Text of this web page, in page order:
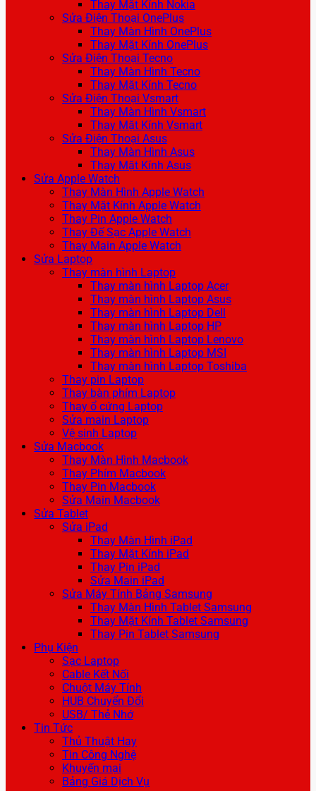
Thay Mặt Kính Nokia
Sửa Điện Thoại OnePlus
Thay Màn Hình OnePlus
Thay Mặt Kính OnePlus
Sửa Điện Thoại Tecno
Thay Màn Hình Tecno
Thay Mặt Kính Tecno
Sửa Điện Thoại Vsmart
Thay Màn Hình Vsmart
Thay Mặt Kính Vsmart
Sửa Điện Thoại Asus
Thay Màn Hình Asus
Thay Mặt Kính Asus
Sửa Apple Watch
Thay Màn Hình Apple Watch
Thay Mặt Kính Apple Watch
Thay Pin Apple Watch
Thay Đế Sạc Apple Watch
Thay Main Apple Watch
Sửa Laptop
Thay màn hình Laptop
Thay màn hình Laptop Acer
Thay màn hình Laptop Asus
Thay màn hình Laptop Dell
Thay màn hình Laptop HP
Thay màn hình Laptop Lenovo
Thay màn hình Laptop MSI
Thay màn hình Laptop Toshiba
Thay pin Laptop
Thay bàn phím Laptop
Thay ổ cứng Laptop
Sửa main Laptop
Vệ sinh Laptop
Sửa Macbook
Thay Màn Hình Macbook
Thay Phím Macbook
Thay Pin Macbook
Sửa Main Macbook
Sửa Tablet
Sửa iPad
Thay Màn Hình iPad
Thay Mặt Kính iPad
Thay Pin iPad
Sửa Main iPad
Sửa Máy Tính Bảng Samsung
Thay Màn Hình Tablet Samsung
Thay Mặt Kính Tablet Samsung
Thay Pin Tablet Samsung
Phụ Kiện
Sạc Laptop
Cable Kết Nối
Chuột Máy Tính
HUB Chuyển Đổi
USB/ Thẻ Nhớ
Tin Tức
Thủ Thuật Hay
Tin Công Nghệ
Khuyến mại
Bảng Giá Dịch Vụ